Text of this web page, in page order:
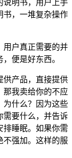
说明书，用户上手
书，一堆复杂操作
用户真正需要的并
便是好东西。
供产品，直接提供
那我卖给你的不应
为什么？因为这些
需要什么，并告诉
排睡眠。如果你需
不强加。这样的服